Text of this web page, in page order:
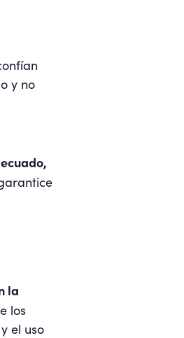
y no
la
los
el uso